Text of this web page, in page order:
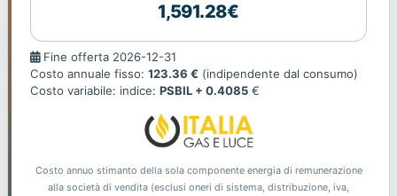
1,591.28€
Fine
offerta
Fine offerta 2026-12-31
Costo annuale fisso: 123.36 € (indipendente dal consumo)
Costo variabile: indice: PSBIL + 0.4085 €
Costo annuo stimanto della sola componente energia di remunerazione
alla società di vendita (esclusi oneri di sistema, distribuzione, iva,